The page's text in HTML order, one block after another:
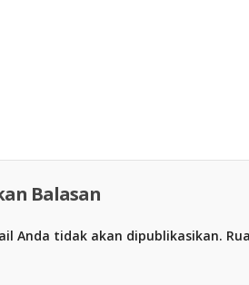
Balasan
Anda tidak akan dipublikasikan.